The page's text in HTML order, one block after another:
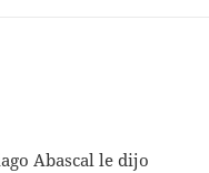
Abascal le dijo